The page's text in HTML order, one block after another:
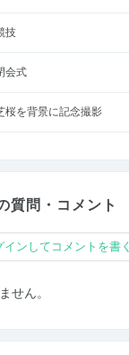
技
会式
桜を背景に記念撮影
質問・コメント
インしてコメントを書く
せん。